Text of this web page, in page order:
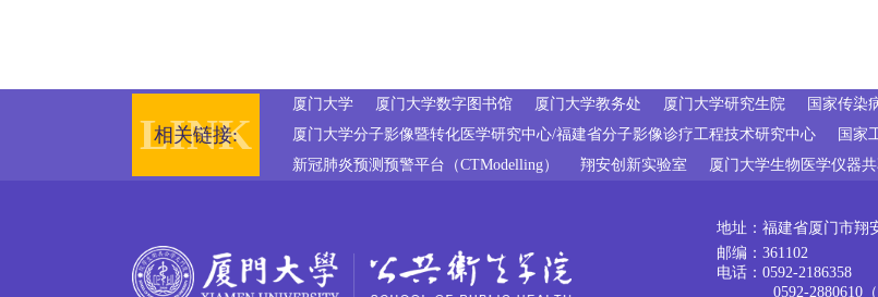
相关链接:
厦门大学 厦门大学数字图书馆 厦门大学教务处 厦门大学研究生院
国家传染
厦门大学分子影像暨转化医学研究中心/福建省分子影像诊疗工程技术研究中心
国家
新冠肺炎预测预警平台（CTModelling）
翔安创新实验室 厦门大学生物医学仪器
地址：福建省厦门市翔
邮编：361102
电话：0592-2186358
0592-2880610（